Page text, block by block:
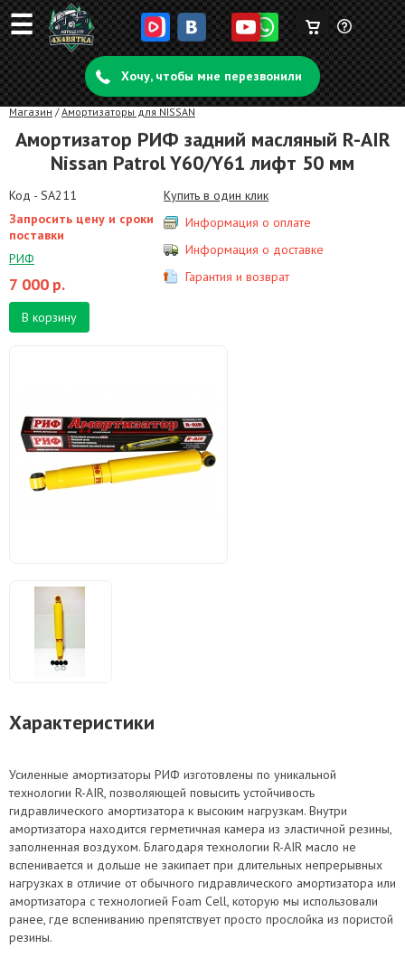
☰ Задать
вопрос
Корзина
пуста
Хочу, чтобы мне перезвонили
Магазин /Амортизаторы для NISSAN
Амортизатор РИФ задний масляный R-AIR
Nissan Patrol Y60/Y61 лифт 50 мм
Код - SA211
Запросить цену и сроки
поставки
РИФ
7 000 р.
В корзину
Купить в один клик
Информация о оплате
Информация о доставке
Гарантия и возврат
Характеристики
Усиленные амортизаторы РИФ изготовлены по уникальной
технологии R-AIR, позволяющей повысить устойчивость
гидравлического амортизатора к высоким нагрузкам. Внутри
амортизатора находится герметичная камера из эластичной резины,
заполненная воздухом. Благодаря технологии R-AIR масло не
вспенивается и дольше не закипает при длительных непрерывных
нагрузках в отличие от обычного гидравлического амортизатора или
амортизатора с технологией Foam Cell, которую мы использовали
ранее, где вспениванию препятствует просто прослойка из пористой
резины.